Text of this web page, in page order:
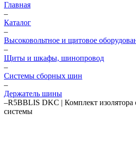
Главная
–
Каталог
–
Высоковольтное и щитовое
–
Щиты и шкафы, шинопровод
–
Системы сборных шин
–
Держатель шины
–R5BBLIS DKC | Комплект
системы